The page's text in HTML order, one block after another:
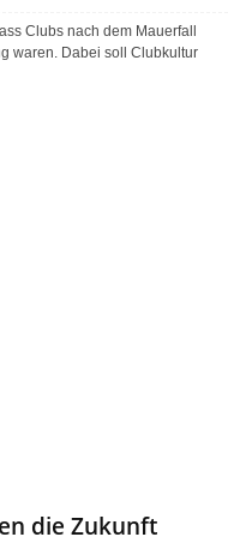
Clubs nach dem Mauerfall
waren. Dabei soll Clubkultur
die Zukunft